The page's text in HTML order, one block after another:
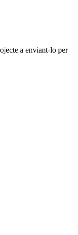
a enviant-lo per